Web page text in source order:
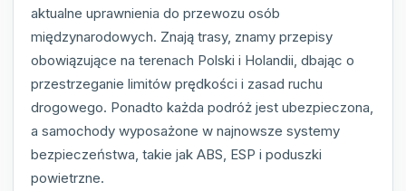
aktualne uprawnienia do przewozu osób
międzynarodowych. Znają trasy, znamy przepisy
obowiązujące na terenach Polski i Holandii, dbając o
przestrzeganie limitów prędkości i zasad ruchu
drogowego. Ponadto każda podróż jest ubezpieczona,
a samochody wyposażone w najnowsze systemy
bezpieczeństwa, takie jak ABS, ESP i poduszki
powietrzne.